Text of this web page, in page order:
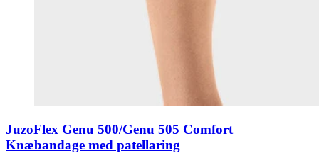
JuzoFlex Genu 500/Genu 505 Comfort
Knæbandage med patellaring